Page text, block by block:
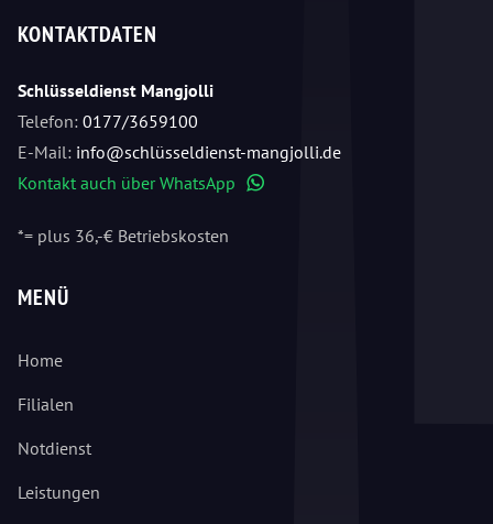
KONTAKTDATEN
Schlüsseldienst Mangjolli
Telefon: 0177/3659100
E-Mail: info@schlüsseldienst-mangjolli.de
Kontakt auch über WhatsApp
*= plus 36,-€ Betriebskosten
MENÜ
Home
Filialen
Notdienst
Leistungen